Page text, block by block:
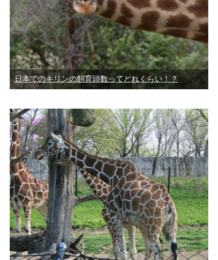
日本でのキリンの飼育頭数ってどれくらい！？